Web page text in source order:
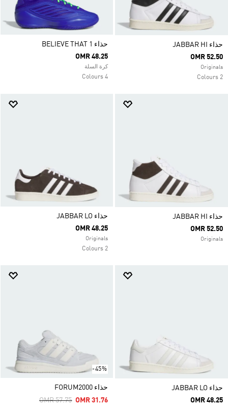
حذاء JABBAR HI
OMR 52.50
Originals
2 Colours
حذاء BELIEVE THAT 1
OMR 48.25
كرة السلة
4 Colours
حذاء JABBAR HI
OMR 52.50
Originals
حذاء JABBAR LO
OMR 48.25
Originals
2 Colours
حذاء JABBAR LO
OMR 48.25
-45%
حذاء FORUM2000
Price Reduced From
OMR 57.75ToOMR 31.76